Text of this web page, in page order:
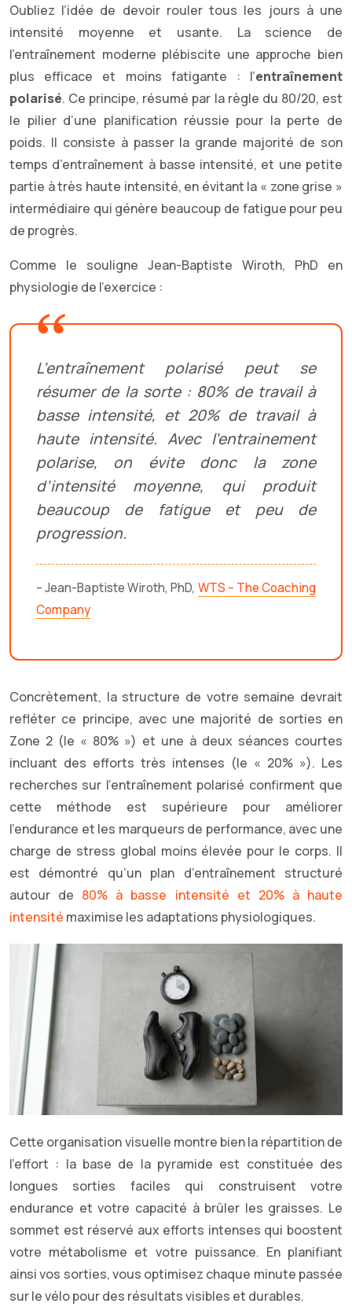
Oubliez l’idée de devoir rouler tous les jours à une
intensité moyenne et usante. La science de
l’entraînement moderne plébiscite une approche bien
plus efficace et moins fatigante : l’entraînement
polarisé. Ce principe, résumé par la règle du 80/20, est
le pilier d’une planification réussie pour la perte de
poids. Il consiste à passer la grande majorité de son
temps d’entraînement à basse intensité, et une petite
partie à très haute intensité, en évitant la « zone grise »
intermédiaire qui génère beaucoup de fatigue pour peu
de progrès.
Comme le souligne Jean-Baptiste Wiroth, PhD en
physiologie de l’exercice :
L’entraînement polarisé peut se
résumer de la sorte : 80% de travail à
basse intensité, et 20% de travail à
haute intensité. Avec l’entrainement
polarise, on évite donc la zone
d’intensité moyenne, qui produit
beaucoup de fatigue et peu de
progression.
– Jean-Baptiste Wiroth, PhD, WTS – The Coaching
Company
Concrètement, la structure de votre semaine devrait
refléter ce principe, avec une majorité de sorties en
Zone 2 (le « 80% ») et une à deux séances courtes
incluant des efforts très intenses (le « 20% »). Les
recherches sur l’entraînement polarisé confirment que
cette méthode est supérieure pour améliorer
l’endurance et les marqueurs de performance, avec une
charge de stress global moins élevée pour le corps. Il
est démontré qu’un plan d’entraînement structuré
autour de 80% à basse intensité et 20% à haute
intensité maximise les adaptations physiologiques.
Cette organisation visuelle montre bien la répartition de
l’effort : la base de la pyramide est constituée des
longues sorties faciles qui construisent votre
endurance et votre capacité à brûler les graisses. Le
sommet est réservé aux efforts intenses qui boostent
votre métabolisme et votre puissance. En planifiant
ainsi vos sorties, vous optimisez chaque minute passée
sur le vélo pour des résultats visibles et durables.